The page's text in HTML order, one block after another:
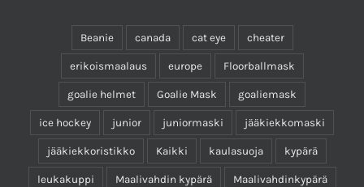
Beanie canada cat eye cheater
erikoismaalaus europe Floorballmask
goalie helmet Goalie Mask goaliemask
ice hockey junior juniormaski jääkiekkomaski
jääkiekkoristikko Kaikki kaulasuoja kypärä
leukakuppi Maalivahdin kypärä Maalivahdinkypärä